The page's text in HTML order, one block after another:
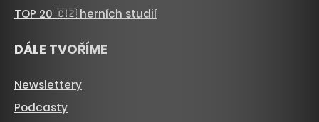
TOP 20 🇨🇿 herních studií
DÁLE TVOŘÍME
Newslettery
Podcasty